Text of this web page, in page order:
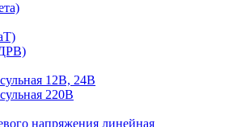
12В, 24В
220В
напряжения линейная